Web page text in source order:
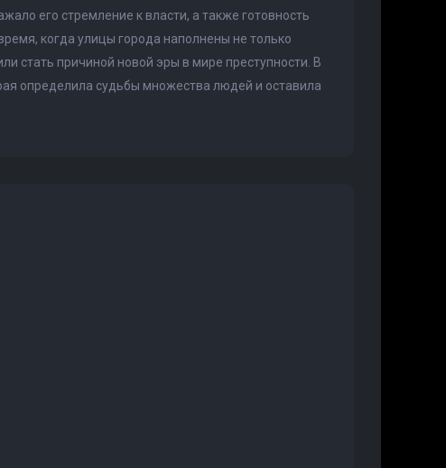
его стремление к власти, а также готовность
когда улицы города наполнены не только
стать причиной новой эры в мире преступности. В
определила судьбы множества людей и оставила